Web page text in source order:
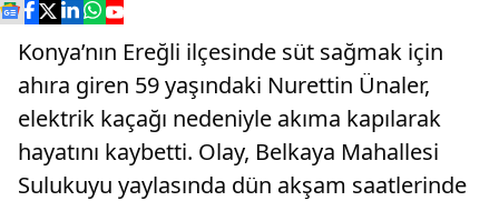
Konya’nın Ereğli ilçesinde süt sağmak için
ahıra giren 59 yaşındaki Nurettin Ünaler,
elektrik kaçağı nedeniyle akıma kapılarak
hayatını kaybetti. Olay, Belkaya Mahallesi
Sulukuyu yaylasında dün akşam saatlerinde